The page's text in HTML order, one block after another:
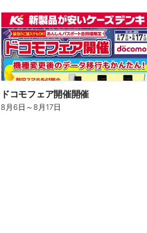
ドコモフェア開催開催
8月6日 ～8月17日